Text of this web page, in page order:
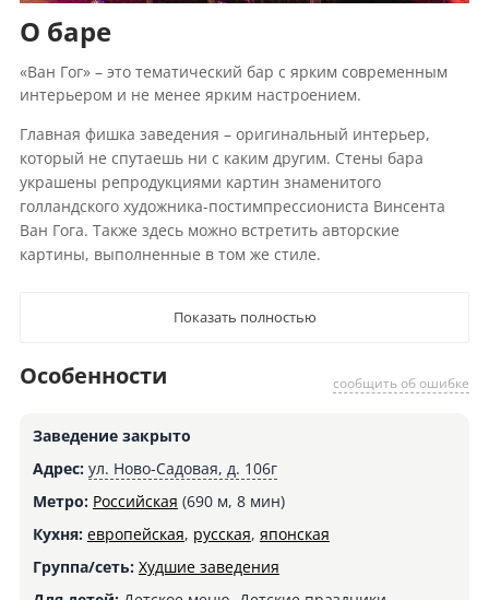
О баре
«Ван Гог» – это тематический бар с ярким современным
интерьером и не менее ярким настроением.
Главная фишка заведения – оригинальный интерьер,
который не спутаешь ни с каким другим. Стены бара
украшены репродукциями картин знаменитого
голландского художника-постимпрессиониста Винсента
Ван Гога. Также здесь можно встретить авторские
картины, выполненные в том же стиле.
Показать полностью
сообщить об ошибке
Особенности
Заведение закрыто
Адрес: ул. Ново-Садовая, д. 106г
Метро: Российская (690 м, 8 мин)
Кухня: европейская, русская, японская
Группа/сеть: Худшие заведения